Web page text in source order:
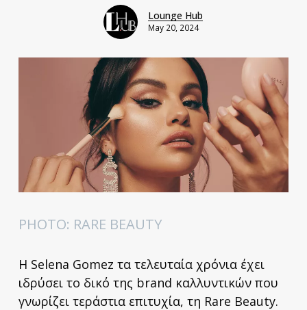
Lounge Hub
May 20, 2024
PHOTO: RARE BEAUTY
H Selena Gomez τα τελευταία χρόνια έχει
ιδρύσει το δικό της brand καλλυντικών που
γνωρίζει τεράστια επιτυχία, τη Rare Beauty.